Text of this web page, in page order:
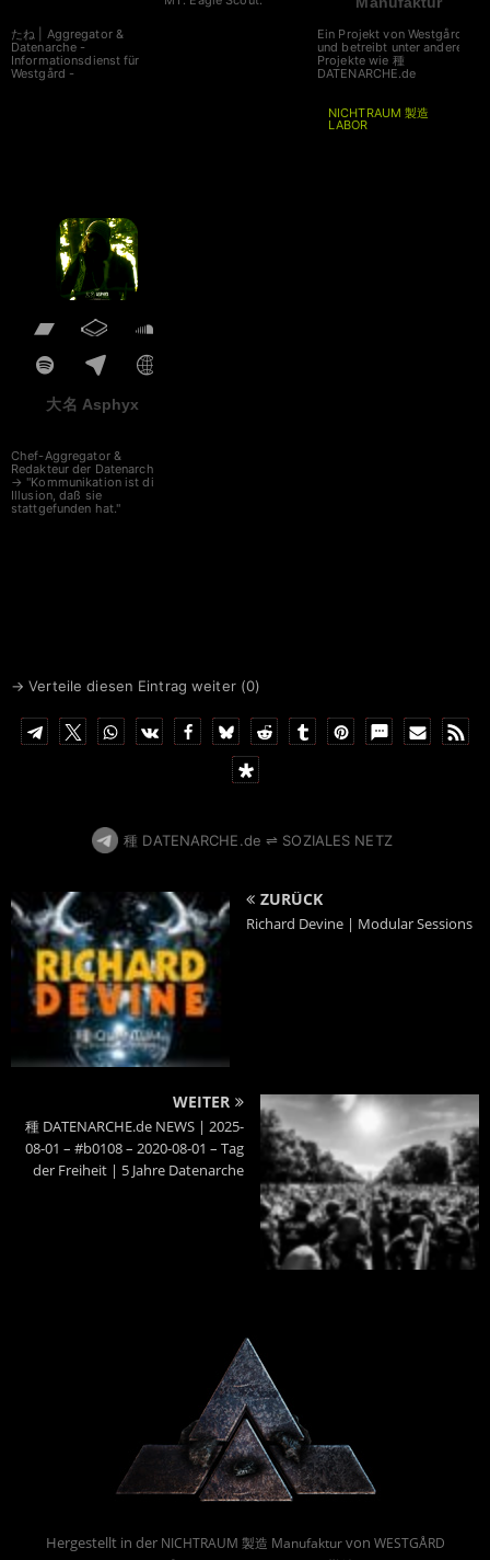
たね | Aggregator &
Datenarche -
Informationsdienst für
Westgård -
Ein Projekt von Westgård
und betreibt unter anderem
Projekte wie 種
DATENARCHE.de
NICHTRAUM 製造
LABOR
大名 Asphyx
Chef-Aggregator &
Redakteur der Datenarche
→ "Kommunikation ist die
Illusion, daß sie
stattgefunden hat."
→ Verteile diesen Eintrag weiter (0)
種 DATENARCHE.de ⇌ SOZIALES NETZ
ZURÜCK
Richard Devine | Modular Sessions
WEITER
種 DATENARCHE.de NEWS | 2025-
08-01 – #b0108 – 2020-08-01 – Tag
der Freiheit | 5 Jahre Datenarche
Hergestellt in der NICHTRAUM 製造 Manufakturvon WESTGÅRD
Powered By :